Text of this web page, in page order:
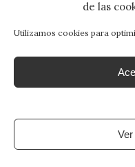
de las
Utilizamos cookies para
lo alto y desde